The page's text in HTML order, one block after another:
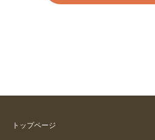
軽くて場所を取らず操作しやすい
トップページ